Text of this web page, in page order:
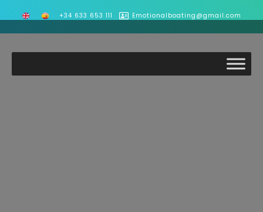
+34 633 653 111 Emotionalboating@gmail.com